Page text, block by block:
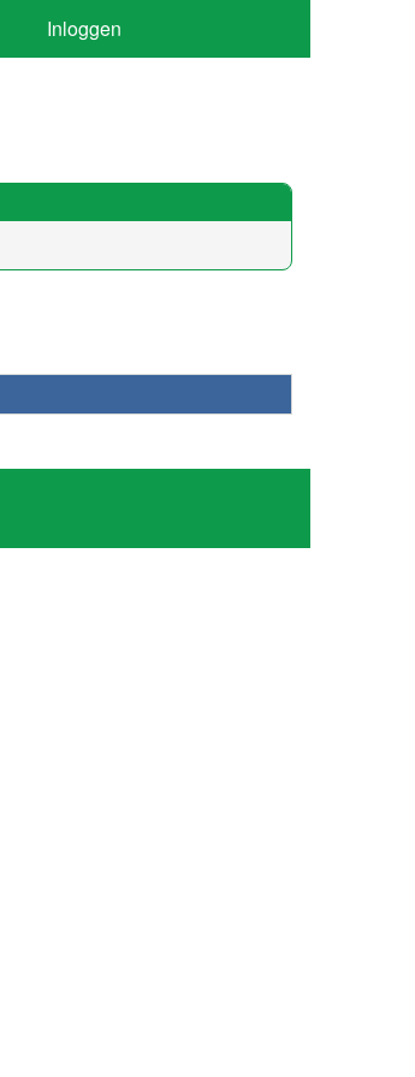
Inloggen